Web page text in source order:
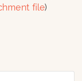
file)